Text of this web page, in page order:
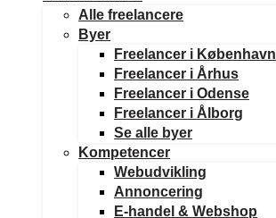
Alle freelancere
Byer
Freelancer i København
Freelancer i Århus
Freelancer i Odense
Freelancer i Ålborg
Se alle byer
Kompetencer
Webudvikling
Annoncering
E-handel & Webshop